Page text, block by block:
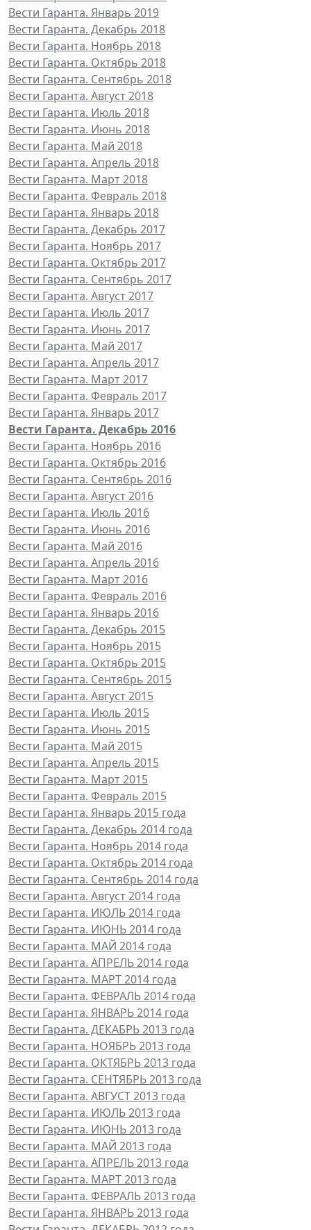
Вести Гаранта. Январь 2019
Вести Гаранта. Декабрь 2018
Вести Гаранта. Ноябрь 2018
Вести Гаранта. Октябрь 2018
Вести Гаранта. Сентябрь 2018
Вести Гаранта. Август 2018
Вести Гаранта. Июль 2018
Вести Гаранта. Июнь 2018
Вести Гаранта. Май 2018
Вести Гаранта. Апрель 2018
Вести Гаранта. Март 2018
Вести Гаранта. Февраль 2018
Вести Гаранта. Январь 2018
Вести Гаранта. Декабрь 2017
Вести Гаранта. Ноябрь 2017
Вести Гаранта. Октябрь 2017
Вести Гаранта. Сентябрь 2017
Вести Гаранта. Август 2017
Вести Гаранта. Июль 2017
Вести Гаранта. Июнь 2017
Вести Гаранта. Май 2017
Вести Гаранта. Апрель 2017
Вести Гаранта. Март 2017
Вести Гаранта. Февраль 2017
Вести Гаранта. Январь 2017
Вести Гаранта. Декабрь 2016
Вести Гаранта. Ноябрь 2016
Вести Гаранта. Октябрь 2016
Вести Гаранта. Сентябрь 2016
Вести Гаранта. Август 2016
Вести Гаранта. Июль 2016
Вести Гаранта. Июнь 2016
Вести Гаранта. Май 2016
Вести Гаранта. Апрель 2016
Вести Гаранта. Март 2016
Вести Гаранта. Февраль 2016
Вести Гаранта. Январь 2016
Вести Гаранта. Декабрь 2015
Вести Гаранта. Ноябрь 2015
Вести Гаранта. Октябрь 2015
Вести Гаранта. Сентябрь 2015
Вести Гаранта. Август 2015
Вести Гаранта. Июль 2015
Вести Гаранта. Июнь 2015
Вести Гаранта. Май 2015
Вести Гаранта. Апрель 2015
Вести Гаранта. Март 2015
Вести Гаранта. Февраль 2015
Вести Гаранта. Январь 2015 года
Вести Гаранта. Декабрь 2014 года
Вести Гаранта. Ноябрь 2014 года
Вести Гаранта. Октябрь 2014 года
Вести Гаранта. Сентябрь 2014 года
Вести Гаранта. Август 2014 года
Вести Гаранта. ИЮЛЬ 2014 года
Вести Гаранта. ИЮНЬ 2014 года
Вести Гаранта. МАЙ 2014 года
Вести Гаранта. АПРЕЛЬ 2014 года
Вести Гаранта. МАРТ 2014 года
Вести Гаранта. ФЕВРАЛЬ 2014 года
Вести Гаранта. ЯНВАРЬ 2014 года
Вести Гаранта. ДЕКАБРЬ 2013 года
Вести Гаранта. НОЯБРЬ 2013 года
Вести Гаранта. ОКТЯБРЬ 2013 года
Вести Гаранта. СЕНТЯБРЬ 2013 года
Вести Гаранта. АВГУСТ 2013 года
Вести Гаранта. ИЮЛЬ 2013 года
Вести Гаранта. ИЮНЬ 2013 года
Вести Гаранта. МАЙ 2013 года
Вести Гаранта. АПРЕЛЬ 2013 года
Вести Гаранта. МАРТ 2013 года
Вести Гаранта. ФЕВРАЛЬ 2013 года
Вести Гаранта. ЯНВАРЬ 2013 года